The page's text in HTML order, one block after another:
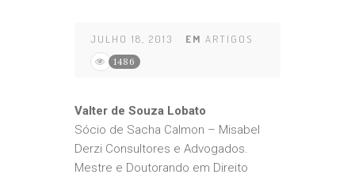
JULHO 18, 2013 EM ARTIGOS
1486
Valter de Souza Lobato
Sócio de Sacha Calmon – Misabel
Derzi Consultores e Advogados.
Mestre e Doutorando em Direito